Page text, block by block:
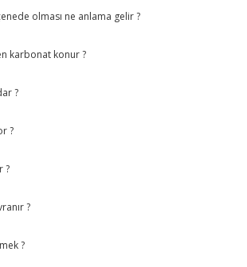
olması ne anlama gelir ?
karbonat konur ?
?
?
?
?
?